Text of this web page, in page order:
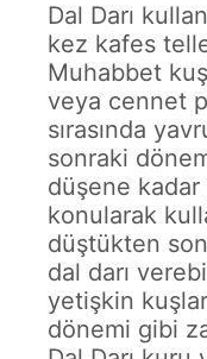
Dal Darı
kez kafes
Muhabbet
veya cennet
sırasında
sonraki
düşene kadar
konularak
düştükten
dal darı
yetişkin
dönemi gibi